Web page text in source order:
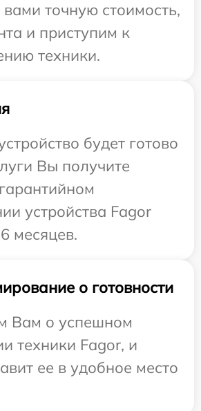
вами точную стоимость,
и приступим к
техники.
будет готово
Вы получите
устройства Fagor
месяцев.
о готовности
Вам о успешном
техники Fagor, и
ее в удобное место